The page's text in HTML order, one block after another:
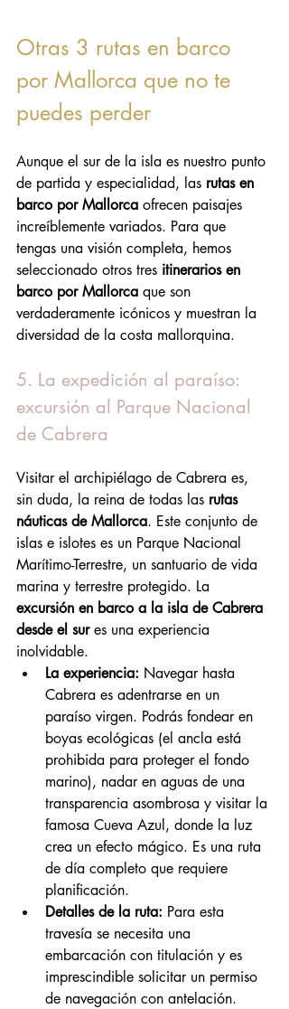
Otras 3 rutas en barco
por Mallorca que no te
puedes perder
Aunque el sur de la isla es nuestro punto
de partida y especialidad, las rutas en
barco por Mallorca ofrecen paisajes
increíblemente variados. Para que
tengas una visión completa, hemos
seleccionado otros tres itinerarios en
barco por Mallorca que son
verdaderamente icónicos y muestran la
diversidad de la costa mallorquina.
5. La expedición al paraíso:
excursión al Parque Nacional
de Cabrera
Visitar el archipiélago de Cabrera es,
sin duda, la reina de todas las rutas
náuticas de Mallorca. Este conjunto de
islas e islotes es un Parque Nacional
Marítimo-Terrestre, un santuario de vida
marina y terrestre protegido. La
excursión en barco a la isla de Cabrera
desde el sur es una experiencia
inolvidable.
La experiencia: Navegar hasta
Cabrera es adentrarse en un
paraíso virgen. Podrás fondear en
boyas ecológicas (el ancla está
prohibida para proteger el fondo
marino), nadar en aguas de una
transparencia asombrosa y visitar la
famosa Cueva Azul, donde la luz
crea un efecto mágico. Es una ruta
de día completo que requiere
planificación.
Detalles de la ruta: Para esta
travesía se necesita una
embarcación con titulación y es
imprescindible solicitar un permiso
de navegación con antelación.